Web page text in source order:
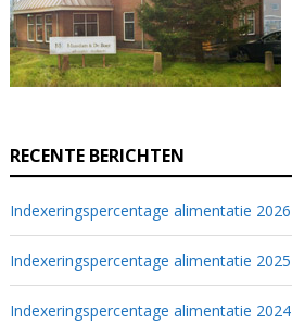
RECENTE BERICHTEN
Indexeringspercentage alimentatie 2026
Indexeringspercentage alimentatie 2025
Indexeringspercentage alimentatie 2024